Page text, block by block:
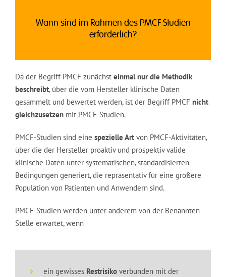
Wann sind im Rahmen des PMCF Studien
erforderlich?
Da der Begriff PMCF zunächsteinmal nur die Methodik
beschreibt, über die vom Hersteller klinische Daten
gesammelt und bewertet werden, ist der Begriff PMCF nicht
gleichzusetzenmit PMCF-Studien.
PMCF-Studien sind eine spezielle Artvon PMCF-Aktivitäten,
über die der Hersteller proaktiv und prospektiv valide
klinische Daten unter systematischen, standardisierten
Bedingungen generiert, die repräsentativ für eine größere
Population von Patienten und Anwendern sind.
PMCF-Studien werden unter anderem von der Benannten
Stelle erwartet, wenn
ein gewisses Restrisikoverbunden mit der